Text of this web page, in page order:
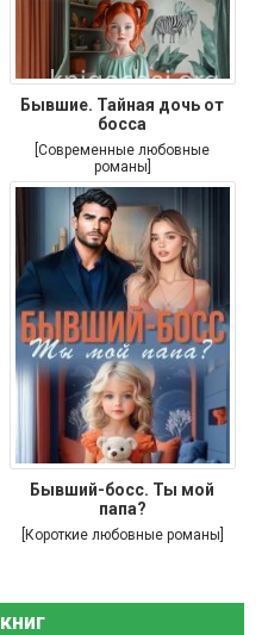
Бывшие. Тайная дочь от
босса
[Современные любовные
романы]
Бывший-босс. Ты мой
папа?
[Короткие любовные романы]